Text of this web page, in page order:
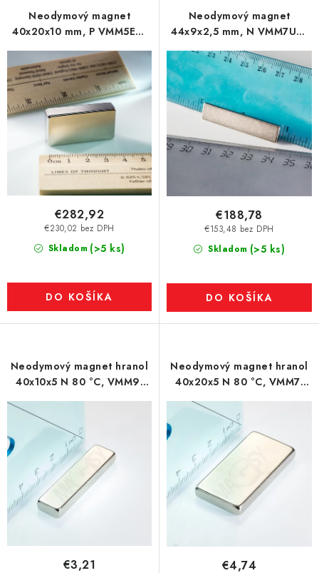
Neodymový magnet
40x20x10 mm, P VMM5EH-
200 °C
Skladom (>5 ks)
€230,02 bez DPH
€282,92
DO KOŠÍKA
Neodymový magnet
44x9x2,5 mm, N VMM7UH-
180 °C
Skladom (>5 ks)
€153,48 bez DPH
€188,78
DO KOŠÍKA
Neodymový magnet hranol
40x10x5 N 80 °C, VMM9-
N48
€3,21
Neodymový magnet hranol
40x20x5 N 80 °C, VMM7-
N42
€4,74